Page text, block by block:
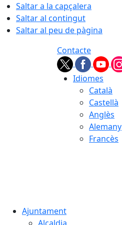
Saltar a la capçalera
Saltar al contingut
Saltar al peu de pàgina
Contacte
Idiomes
Català
Castellà
Anglès
Alemany
Francès
Ajuntament